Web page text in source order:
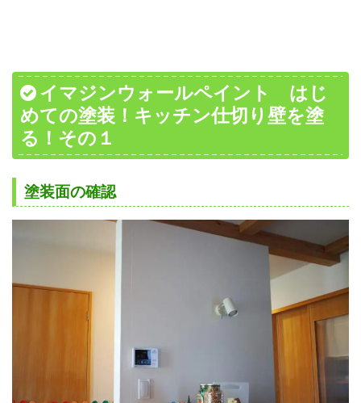
イマジンウォールペイント はじ
めての塗装！キッチン仕切り壁を塗
る！その１
塗装面の確認